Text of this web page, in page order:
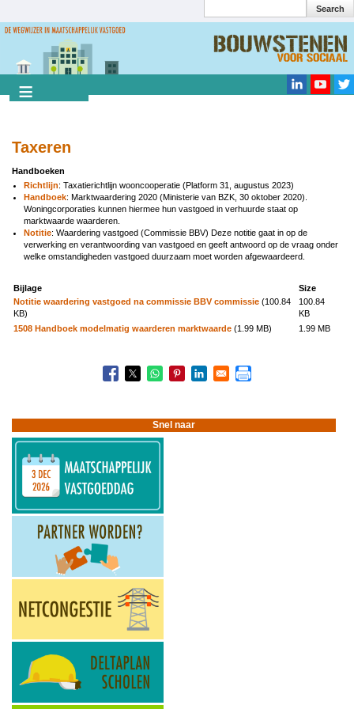
naar
gaan
Search
Taxeren
Handboeken
Richtlijn: Taxatierichtlijn wooncooperatie (Platform 31, augustus 2023)
Handboek: Marktwaardering 2020 (Ministerie van BZK, 30 oktober 2020).
Woningcorporaties kunnen hiermee hun vastgoed in verhuurde staat op
marktwaarde waarderen.
Notitie: Waardering vastgoed (Commissie BBV) Deze notitie gaat in op de
verwerking en verantwoording van vastgoed en geeft antwoord op de vraag onder
welke omstandigheden vastgoed duurzaam moet worden afgewaardeerd.
Bijlage
Size
Notitie waardering vastgoed na commissie BBV commissie (100.84
KB)
100.84
KB
1508 Handboek modelmatig waarderen marktwaarde (1.99 MB) 1.99 MB
Snel naar